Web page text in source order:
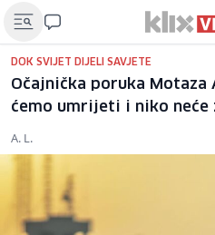
DOK SVIJET DIJELI SAVJETE
Očajnička poruka Motaza
ćemo umrijeti i niko neće
A. L.